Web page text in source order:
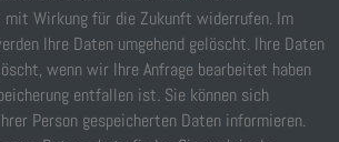
Wirkung für die Zukunft widerrufen. Im
Ihre Daten umgehend gelöscht. Ihre Daten
wenn wir Ihre Anfrage bearbeitet haben
entfallen ist. Sie können sich
Person gespeicherten Daten informieren.